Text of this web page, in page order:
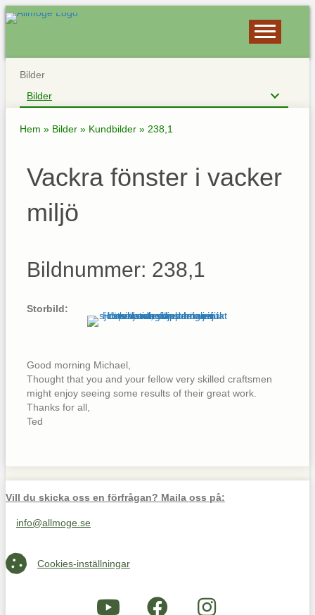
Bilder
Bilder
Hem » Bilder » Kundbilder » 238,1
Vackra fönster i vacker
miljö
Bildnummer: 238,1
Storbild:
Good morning Michael,
Thought that you and your fellow very skilled craftsmen
might enjoy seeing some results of their great work.
Thanks for all,
Ted
Vill du skicka oss en förfrågan? Maila oss på:
Maila oss på info@allmoge.se
info@allmoge.se
Cookies-inställningar
Cookies-inställningar